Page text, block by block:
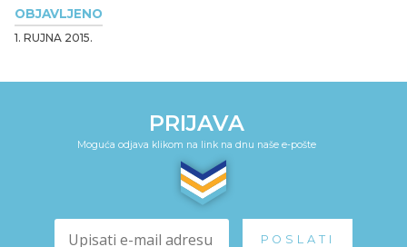
OBJAVLJENO
1. RUJNA 2015.
PRIJAVA
Moguća odjava klikom na link na dnu naše e-pošte